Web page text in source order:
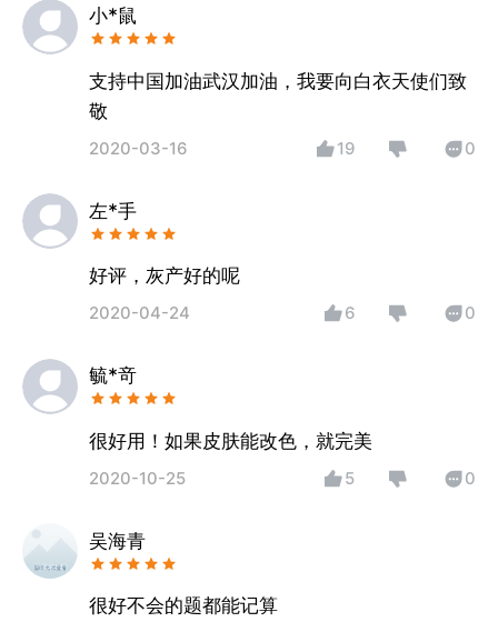
小*鼠
支持中国加油武汉加油，我要向白衣天使们致
敬
2020-03-16 19 0
左*手
好评，灰产好的呢
2020-04-24 6 0
毓*竒
很好用！如果皮肤能改色，就完美
2020-10-25 5 0
吴海青
很好不会的题都能记算